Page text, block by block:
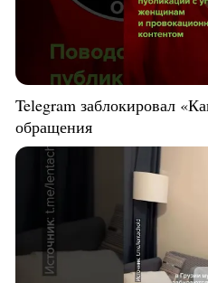
Telegram заблокировал
обращения